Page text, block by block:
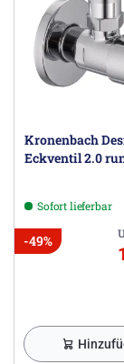
Kronenbach
Eckventil 2.0
Sofort lieferbar
-49%